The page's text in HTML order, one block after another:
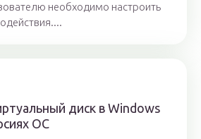
необходимо настроить
диск в Windows
ОС